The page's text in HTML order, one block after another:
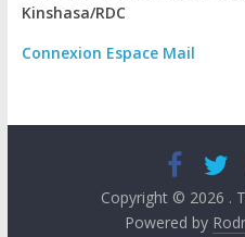
Kinshasa/RDC
Connexion Espace Mail
Copyright © 2026 .
Powered by